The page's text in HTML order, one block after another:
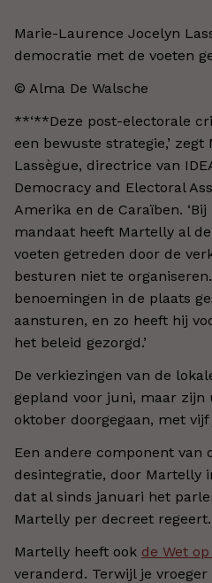
Marie-Laurence Jocelyn
democratie met de voeten
© Alma De Walsche
**‘**Deze post-electorale
een bewuste strategie,’
Lassègue, directrice van
Democracy and Electoral
Amerika en de Caraïben.
mandaat heeft Martelly al
voeten getreden door de
besturen niet te
benoemingen in de plaats
aansturen, en zo heeft hij
het beleid gezorgd.’
De verkiezingen van de
gepland voor juni, maar zijn
oktober doorgegaan, met
Een andere component van
desintegratie, door Martelly
dat al sinds januari het
Martelly per decreet regeert.
Martelly heeft ook de Wet
veranderd. Terwijl je